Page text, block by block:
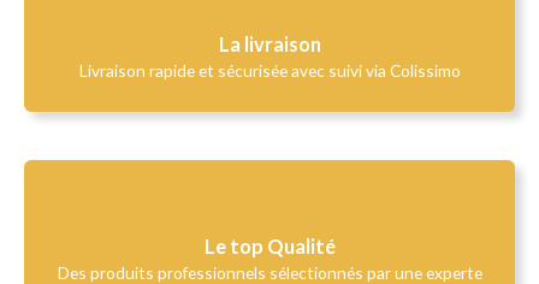
La livraison
Livraison rapide et sécurisée avec suivi via Colissimo
Le top Qualité​
Des produits professionnels sélectionnés par une experte